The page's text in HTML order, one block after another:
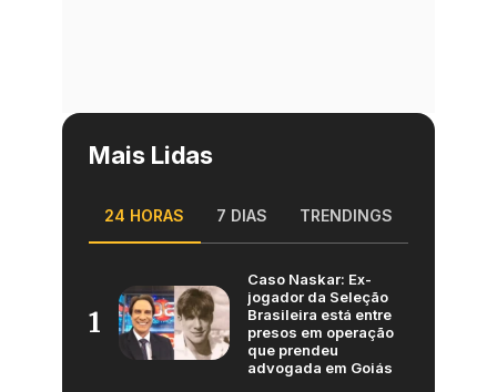
Mais Lidas
24 HORAS 7 DIAS TRENDINGS
1
Caso Naskar: Ex-
jogador da Seleção
Brasileira está entre
presos em operação
que prendeu
advogada em Goiás